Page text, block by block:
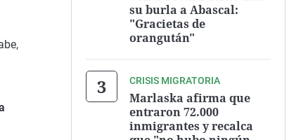
su burla a Abascal:
"Gracietas de
orangután"
CRISIS MIGRATORIA
Marlaska afirma que
entraron 72.000
inmigrantes y recalca